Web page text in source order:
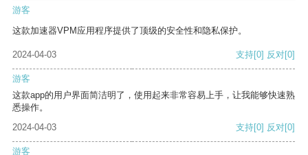
游客
这款加速器VPM应用程序提供了顶级的安全性和隐私保护。
2024-04-03 支持[0] 反对[0]
游客
这款app的用户界面简洁明了，使用起来非常容易上手，让我能够快速熟
悉操作。
2024-04-03
支持[0] 反对[0]
游客